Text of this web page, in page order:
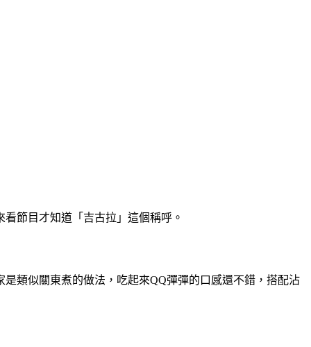
節目才知道「吉古拉」這個稱呼。
類似關東煮的做法，吃起來QQ彈彈的口感還不錯，搭配沾